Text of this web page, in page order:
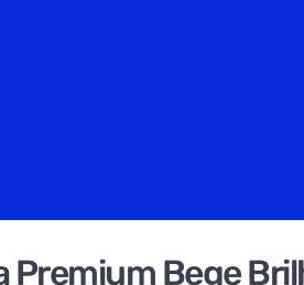
Premium Bege